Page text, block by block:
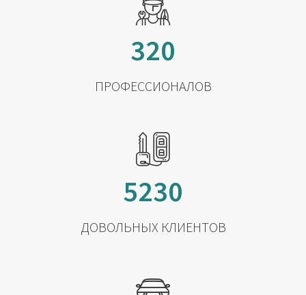
320
ПРОФЕССИОНАЛОВ
5230
ДОВОЛЬНЫХ КЛИЕНТОВ